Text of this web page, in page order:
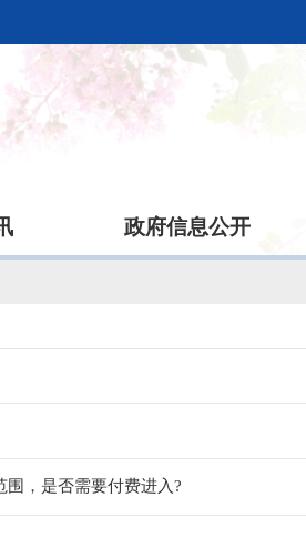
政府信息公开
，是否需要付费进入?